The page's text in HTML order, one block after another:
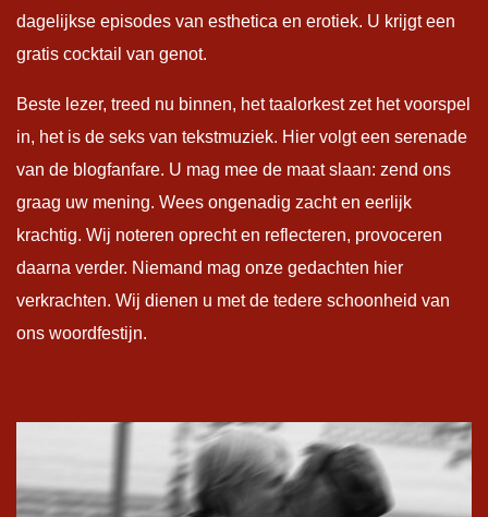
dagelijkse episodes van esthetica en erotiek. U krijgt een
gratis cocktail van genot.
Beste lezer, treed nu binnen, het taalorkest zet het voorspel
in, het is de seks van tekstmuziek. Hier volgt een serenade
van de blogfanfare. U mag mee de maat slaan: zend ons
graag uw mening. Wees ongenadig zacht en eerlijk
krachtig. Wij noteren oprecht en reflecteren, provoceren
daarna verder. Niemand mag onze gedachten hier
verkrachten. Wij dienen u met de tedere schoonheid van
ons woordfestijn.